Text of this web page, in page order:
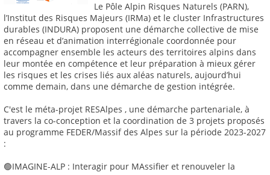
Le Pôle Alpin Risques Naturels (PARN),
l’Institut des Risques Majeurs (IRMa) et le cluster Infrastructures
durables (INDURA) proposent une démarche collective de mise
en réseau et d’animation interrégionale coordonnée pour
accompagner ensemble les acteurs des territoires alpins dans
leur montée en compétence et leur préparation à mieux gérer
les risques et les crises liés aux aléas naturels, aujourd’hui
comme demain, dans une démarche de gestion intégrée.
C'est le méta-projet RESAlpes , une démarche partenariale, à
travers la co-conception et la coordination de 3 projets proposés
au programme FEDER/Massif des Alpes sur la période 2023-2027
:
🟢IMAGINE-ALP : Interagir pour MAssifier et renouveler la